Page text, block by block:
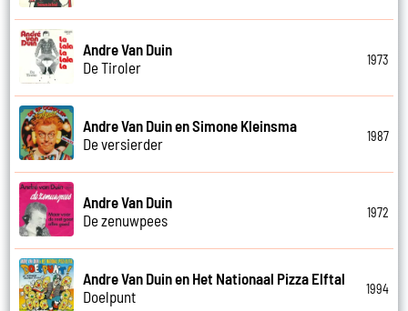
Andre Van Duin
De Tiroler
1973
Andre Van Duin en Simone Kleinsma
De versierder
1987
Andre Van Duin
De zenuwpees
1972
Andre Van Duin en Het Nationaal Pizza Elftal
Doelpunt
1994